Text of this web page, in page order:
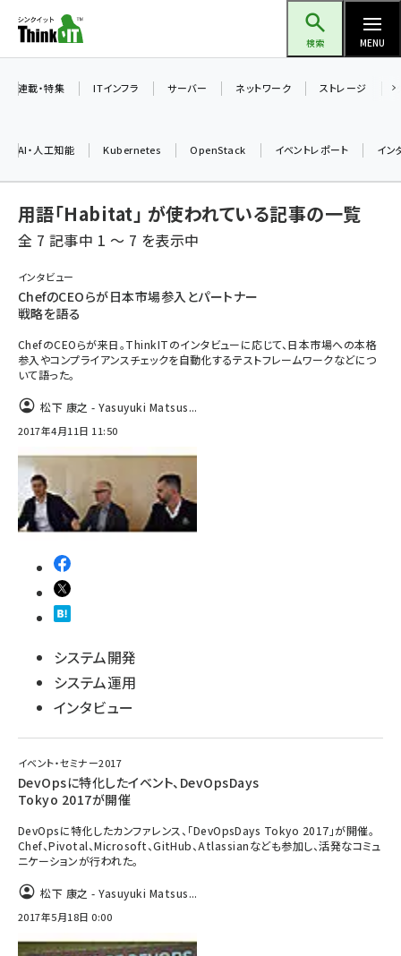
ン
ツ
検索 MENU
ai (2486)
加藤銘のチーム貢献～仲間と築いた勝利の絆～ (2308)
北海道をのんびり旅する晴山佳須夫のヒント集！ (2025)
genai (1477)
abc123 (1352)
ai crunch (1348)
連載・特集 ITインフラ サーバー ネットワーク ストレージ
AI・人工知能 Kubernetes OpenStack イベントレポート イン
用語「Habitat」 が使われている記事の一覧
全 7 記事中 1 ～ 7 を表示中
インタビュー
ChefのCEOらが日本市場参入とパートナー
戦略を語る
ChefのCEOらが来日。ThinkITのインタビューに応じて、日本市場への本格
参入やコンプライアンスチェックを自動化するテストフレームワークなどにつ
いて語った。
松下 康之 - Yasuyuki Matsus...
2017年4月11日 11:50
システム開発
システム運用
インタビュー
イベント・セミナー2017
DevOpsに特化したイベント、DevOpsDays
Tokyo 2017が開催
DevOpsに特化したカンファレンス、「DevOpsDays Tokyo 2017」が開催。
Chef、Pivotal、Microsoft、GitHub、Atlassianなども参加し、活発なコミュ
ニケーションが行われた。
松下 康之 - Yasuyuki Matsus...
2017年5月18日 0:00